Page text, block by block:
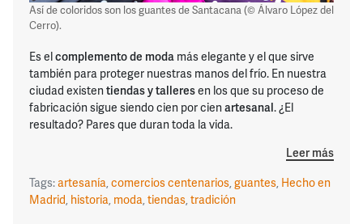
Así de coloridos son los guantes de Santacana (© Álvaro López del
Cerro).
Es elcomplemento de moda más elegante y el que sirve
también para proteger nuestras manos del frío. En nuestra
ciudad existentiendas y talleresen los que su proceso de
fabricación sigue siendo cien por cienartesanal. ¿El
resultado? Pares que duran toda la vida.
Leer más
Tags:artesanía,comercios centenarios,guantes, Hecho en
Madrid, historia, moda,tiendas,tradición